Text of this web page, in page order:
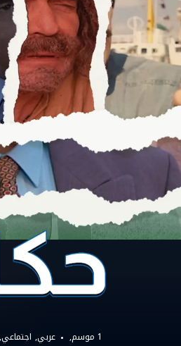
1 موسم, عربي اجتماعي